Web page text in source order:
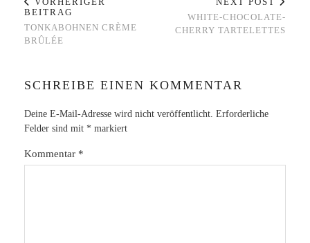
BEITRAG
TONKABOHNEN CRÈME
BRÛLÉE
WHITE-CHOCOLATE-
CHERRY TARTELETTES
SCHREIBE EINEN KOMMENTAR
Deine E-Mail-Adresse wird nicht veröffentlicht. Erforderliche
Felder sind mit * markiert
Kommentar *